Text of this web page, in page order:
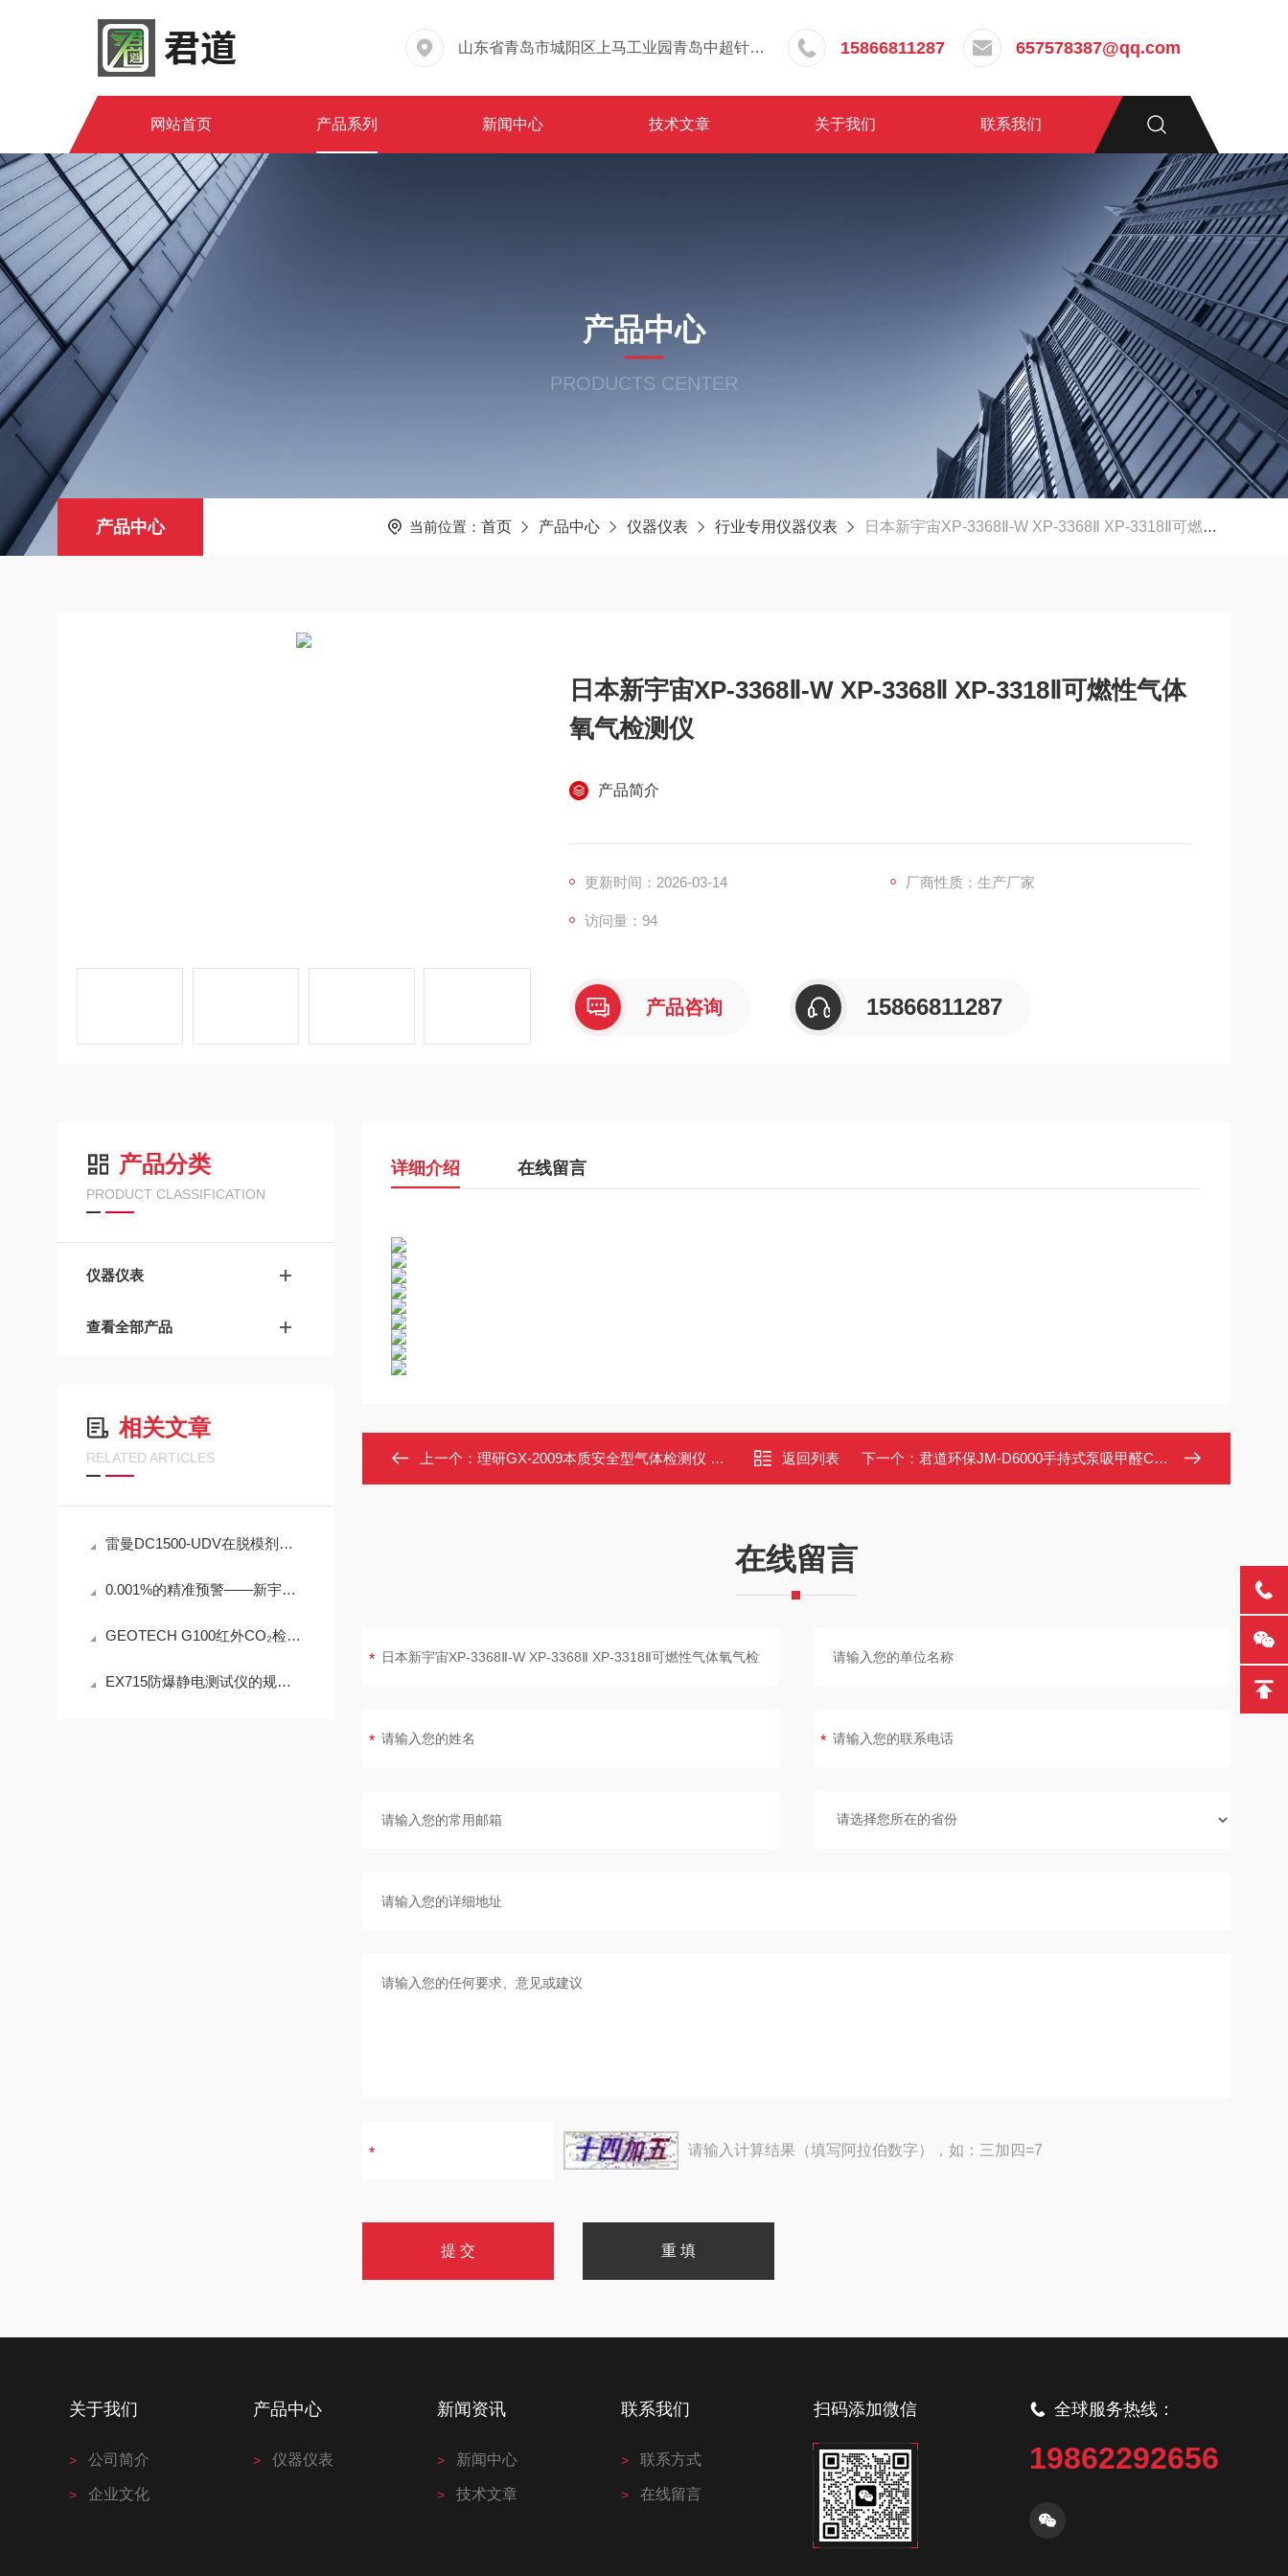
山东省青岛市城阳区上马工业园青岛中超针织有限公司院内东办公楼三层 15866811287 657578387@qq.com
网站首页 产品系列 新闻中心 技术文章 关于我们 联系我们
产品中心
PRODUCTS CENTER
产品中心 当前位置： 首页 产品中心 仪器仪表 行业专用仪器仪表 日本新宇宙XP-3368Ⅱ-W XP-3368Ⅱ XP-3318Ⅱ可燃性气体氧气检测仪
日本新宇宙XP-3368Ⅱ-W XP-3368Ⅱ XP-3318Ⅱ可燃性气体
氧气检测仪
产品简介
更新时间：2026-03-14 厂商性质：生产厂家
访问量：94
产品咨询 15866811287
产品分类
PRODUCT CLASSIFICATION
仪器仪表
查看全部产品
相关文章
RELATED ARTICLES
雷曼DC1500-UDV在脱模剂检测中的工程可靠性设计
0.001%的精准预警——新宇宙COSMOS铁粉浓度计SDM-72守护齿轮箱健康
GEOTECH G100红外CO₂检测仪技术参数
EX715防爆静电测试仪的规范定期维护保养方法分享
详细介绍 在线留言
上一个： 理研GX-2009本质安全型气体检测仪 防爆IP67 四气体同屏显示 返回列表 下一个： 君道环保JM-D6000手持式泵吸甲醛CH20检测仪
在线留言
请输入计算结果（填写阿拉伯数字），如：三加四=7
关于我们
公司简介
企业文化
产品中心
仪器仪表
新闻资讯
新闻中心
技术文章
联系我们
联系方式
在线留言
扫码添加微信 全球服务热线：
19862292656